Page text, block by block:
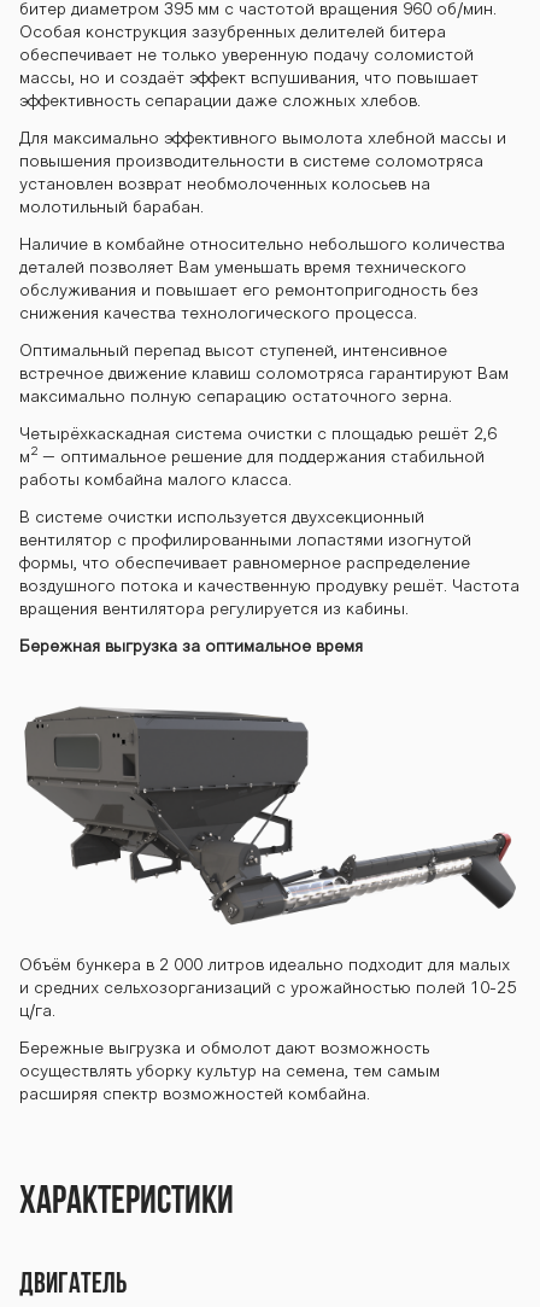
битер диаметром 395 мм с частотой вращения 960 об/мин.
Особая конструкция зазубренных делителей битера
обеспечивает не только уверенную подачу соломистой
массы, но и создаёт эффект вспушивания, что повышает
эффективность сепарации даже сложных хлебов.
Для максимально эффективного вымолота хлебной массы и
повышения производительности в системе соломотряса
установлен возврат необмолоченных колосьев на
молотильный барабан.
Наличие в комбайне относительно небольшого количества
деталей позволяет Вам уменьшать время технического
обслуживания и повышает его ремонтопригодность без
снижения качества технологического процесса.
Оптимальный перепад высот ступеней, интенсивное
встречное движение клавиш соломотряса гарантируют Вам
максимально полную сепарацию остаточного зерна.
Четырёхкаскадная система очистки с площадью решёт 2,6
м 2 – оптимальное решение для поддержания стабильной
работы комбайна малого класса.
В системе очистки используется двухсекционный
вентилятор с профилированными лопастями изогнутой
формы, что обеспечивает равномерное распределение
воздушного потока и качественную продувку решёт. Частота
вращения вентилятора регулируется из кабины.
Бережная выгрузка за оптимальное время
Объём бункера в 2 000 литров идеально подходит для малых
и средних сельхозорганизаций с урожайностью полей 10-25
ц/га.
Бережные выгрузка и обмолот дают возможность
осуществлять уборку культур на семена, тем самым
расширяя спектр возможностей комбайна.
Характеристики
Двигатель